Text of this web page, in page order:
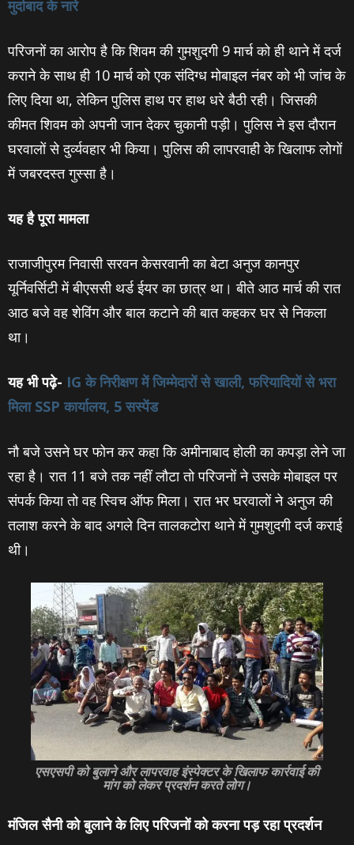
मुर्दाबाद के नारे
परिजनों का आरोप है कि शिवम की गुमशुदगी 9 मार्च को ही थाने में दर्ज
कराने के साथ ही 10 मार्च को एक संदिग्‍ध मोबाइल नंबर को भी जांच के
लिए दिया था, लेकिन पुलिस हाथ पर हाथ धरे बैठी रही। जिसकी
कीमत शिवम को अपनी जान देकर चुकानी पड़ी। पुलिस ने इस दौरान
घरवालों से दुर्व्‍यवहार भी किया। पुलिस की लापरवाही के खिलाफ लोगों
में जबरदस्‍त गुस्‍सा है।
यह है पूरा मामला
राजाजीपुरम निवासी सरवन केसरवानी का बेटा अनुज कानपुर
यूर्निवर्सिटी में बीएससी थर्ड ईयर का छात्र था। बीते आठ मार्च की रात
आठ बजे वह शेविंग और बाल कटाने की बात कहकर घर से निकला
था।
यह भी पढ़े- IG के निरीक्षण में जिम्मेदारों से खाली, फरियादियों से भरा
मिला SSP कार्यालय, 5 सस्पेंड
नौ बजे उसने घर फोन कर कहा कि अमीनाबाद होली का कपड़ा लेने जा
रहा है। रात 11 बजे तक नहीं लौटा तो परिजनों ने उसके मोबाइल पर
संपर्क किया तो व‍ह स्विच ऑफ मिला। रात भर घरवालों ने अनुज की
तलाश करने के बाद अगले दिन तालकटोरा थाने में गुमशुदगी दर्ज कराई
थी।
एसएसपी को बुलाने और लापरवाह इंस्पेक्टर के खिलाफ कार्रवाई की
मांग को लेकर प्रदर्शन करते लोग।
मंजिल सैनी को बुलाने के लिए परिजनों को करना पड़ रहा प्रदर्शन